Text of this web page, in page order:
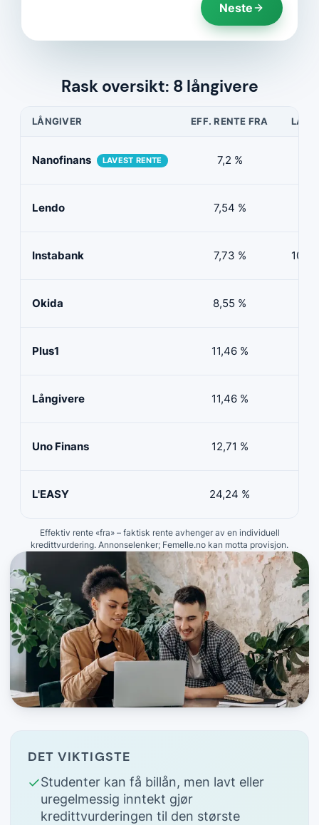
Neste
Rask oversikt: 8 långivere
LÅNGIVER EFF. RENTE FRA
Nanofinans LAVEST RENTE 7,2 %
Lendo 7,54 %
Instabank 7,73 % 100
Okida 8,55 %
Plus1 11,46 %
Långivere 11,46 %
Uno Finans 12,71 %
L'EASY 24,24 %
Effektiv rente «fra» – faktisk rente avhenger av en individuell
kredittvurdering. Annonselenker; Femelle.no kan motta provisjon.
DET VIKTIGSTE
Studenter kan få billån, men lavt eller
uregelmessig inntekt gjør
kredittvurderingen til den største